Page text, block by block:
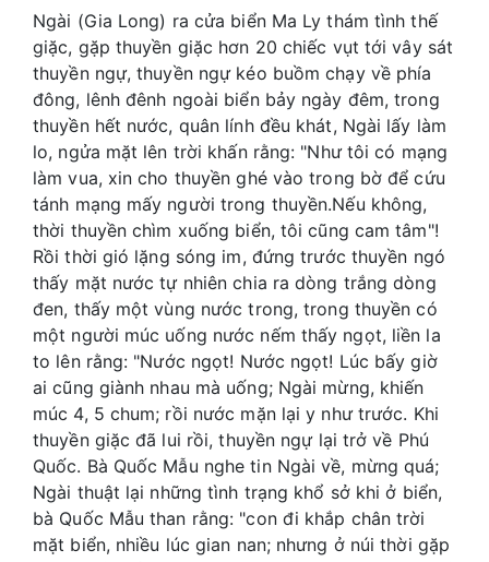
Ngài (Gia Long) ra cửa biển Ma Ly thám tình thế
giặc, gặp thuyền giặc hơn 20 chiếc vụt tới vây sát
thuyền ngự, thuyền ngự kéo buồm chạy về phía
đông, lênh đênh ngoài biển bảy ngày đêm, trong
thuyền hết nước, quân lính đều khát, Ngài lấy làm
lo, ngửa mặt lên trời khấn rằng: "Như tôi có mạng
làm vua, xin cho thuyền ghé vào trong bờ để cứu
tánh mạng mấy người trong thuyền.Nếu không,
thời thuyền chìm xuống biển, tôi cũng cam tâm"!
Rồi thời gió lặng sóng im, đứng trước thuyền ngó
thấy mặt nước tự nhiên chia ra dòng trắng dòng
đen, thấy một vùng nước trong, trong thuyền có
một người múc uống nước nếm thấy ngọt, liền la
to lên rằng: "Nước ngọt! Nước ngọt! Lúc bấy giờ
ai cũng giành nhau mà uống; Ngài mừng, khiến
múc 4, 5 chum; rồi nước mặn lại y như trước. Khi
thuyền giặc đã lui rồi, thuyền ngự lại trở về Phú
Quốc. Bà Quốc Mẫu nghe tin Ngài về, mừng quá;
Ngài thuật lại những tình trạng khổ sở khi ở biển,
bà Quốc Mẫu than rằng: "con đi khắp chân trời
mặt biển, nhiều lúc gian nan; nhưng ở núi thời gặp